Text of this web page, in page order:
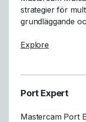
strategier för
grundläggande
Exploreabout
Port Expert
Mastercam Port